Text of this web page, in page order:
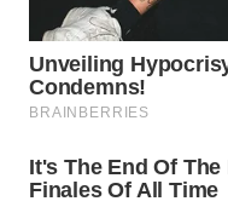
WN
KALTENG
WN
WN